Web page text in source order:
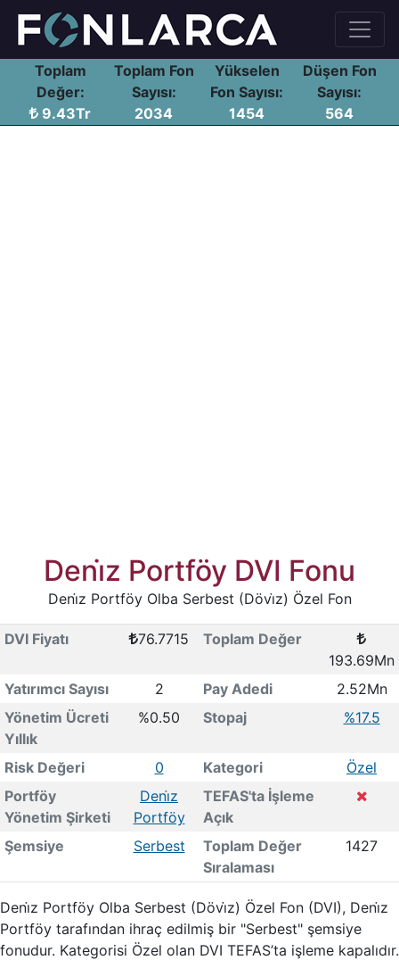
Toplam
Değer:
9.43Tr
Toplam Fon
Sayısı:
2034
Yükselen
Fon Sayısı:
1454
Düşen Fon
Sayısı:
564
Deni̇z Portföy DVI Fonu
Deni̇z Portföy Olba Serbest (Dövi̇z) Özel Fon
DVI Fiyatı 76.7715
Toplam Değer
193.69Mn
Yatırımcı Sayısı
2 Pay Adedi
2.52Mn
Yönetim Ücreti
Yıllık
%0.50 Stopaj %17.5
Risk Değeri 0 Kategori
Özel
Portföy
Yönetim Şirketi
Deni̇z
Portföy
TEFAS'ta İşleme
Açık
Şemsiye
Serbest
Toplam Değer
Sıralaması
1427
Deni̇z Portföy Olba Serbest (Dövi̇z) Özel Fon (DVI), Deni̇z
Portföy tarafından ihraç edilmiş bir "Serbest" şemsiye
fonudur. Kategorisi Özel olan DVI TEFAS’ta işleme kapalıdır.